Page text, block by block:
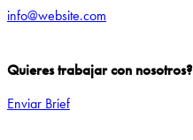
info@website.com
Quieres trabajar con nosotros?
Enviar Brief